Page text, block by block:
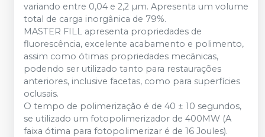
variando entre 0,04 e 2,2 µm. Apresenta um volume
total de carga inorgânica de 79%.
MASTER FILL apresenta propriedades de
fluorescência, excelente acabamento e polimento,
assim como ótimas propriedades mecânicas,
podendo ser utilizado tanto para restaurações
anteriores, inclusive facetas, como para superfícies
oclusais.
O tempo de polimerização é de 40 ± 10 segundos,
se utilizado um fotopolimerizador de 400MW (A
faixa ótima para fotopolimerizar é de 16 Joules).